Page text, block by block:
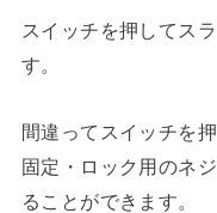
スイッチを押してス
す。
間違ってスイッチを
固定・ロック用のネ
ることができます。